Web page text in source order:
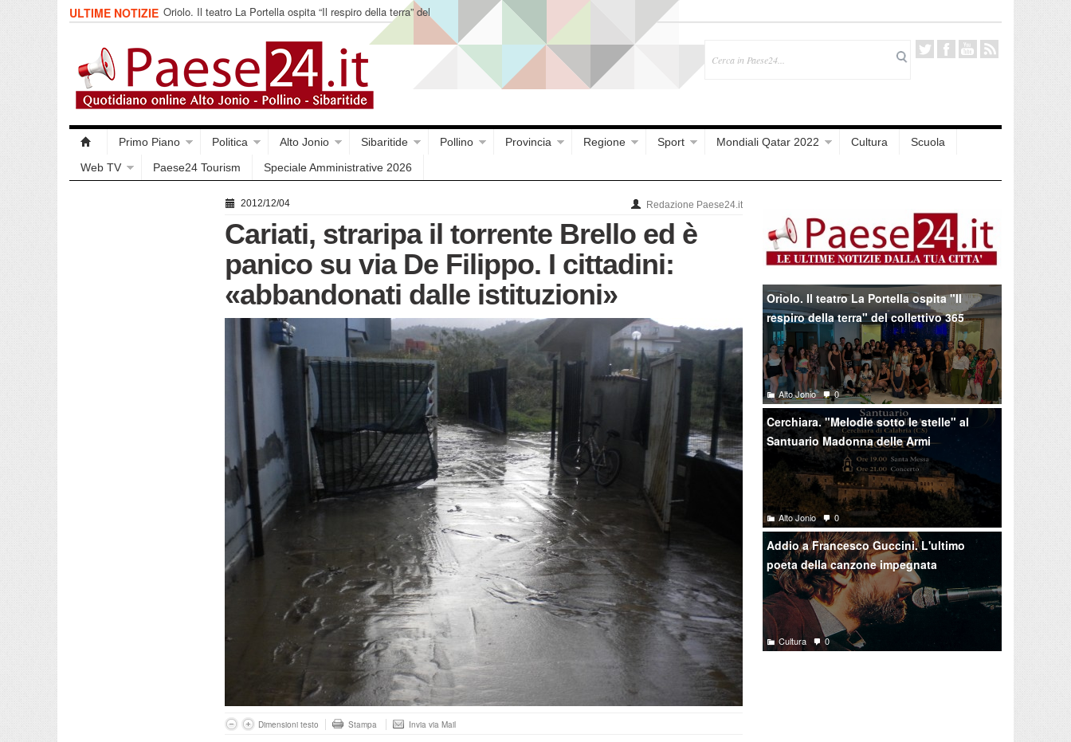
ULTIME NOTIZIE Oriolo. Il teatro La Portella ospita “Il respiro della terra” del
collettivo 365
Primo Piano Politica Alto Jonio Sibaritide Pollino Provincia Regione Sport Mondiali Qatar 2022 Cultura
Scuola
Web TV
Paese24 Tourism Speciale Amministrative 2026
2012/12/04 Redazione Paese24.it
Cariati, straripa il torrente Brello ed è
panico su via De Filippo. I cittadini:
«abbandonati dalle istituzioni»
Dimensioni testo Stampa Invia via Mail
Oriolo. Il teatro La Portella ospita "Il
respiro della terra" del collettivo 365
Alto Jonio 0
Cerchiara. "Melodie sotto le stelle" al
Santuario Madonna delle Armi
Alto Jonio 0
Addio a Francesco Guccini. L'ultimo
poeta della canzone impegnata
Cultura 0